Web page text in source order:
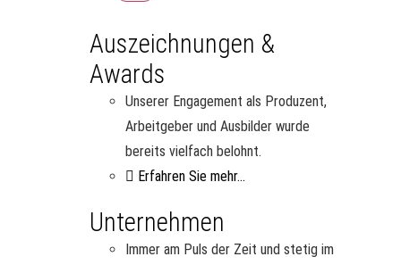
Auszeichnungen &
Awards
Unserer Engagement als Produzent,
Arbeitgeber und Ausbilder wurde
bereits vielfach belohnt.
Erfahren Sie mehr...
Unternehmen
Immer am Puls der Zeit und stetig im